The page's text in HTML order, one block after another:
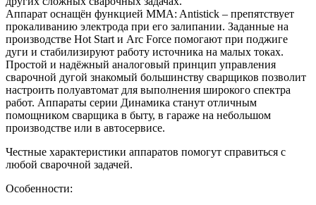
Аппарат оснащён функцией MMA: Antistick – препятствует
прокаливанию электрода при его залипании. Заданные на
производстве Hot Start и Arc Force помогают при поджиге
дуги и стабилизируют работу источника на малых токах.
Простой и надёжный аналоговый принцип управления
сварочной дугой знакомый большинству сварщиков позволит
настроить полуавтомат для выполнения широкого спектра
работ. Аппараты серии Динамика станут отличным
помощником сварщика в быту, в гараже на небольшом
производстве или в автосервисе.
Честные характеристики аппаратов помогут справиться с
любой сварочной задачей.
Особенности: